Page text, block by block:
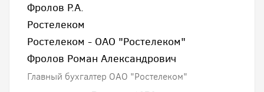
Фролов Р.А.
Ростелеком
Ростелеком - ОАО "Ростелеком"
Фролов Роман Александрович
Главный бухгалтер ОАО "Ростелеком"